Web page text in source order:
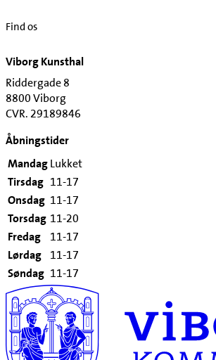
Find os
Viborg Kunsthal
Riddergade 8
8800 Viborg
CVR. 29189846
Åbningstider
MandagLukket
Tirsdag 11-17
Onsdag 11-17
Torsdag 11-20
Fredag
11-17
Lørdag
11-17
Søndag 11-17